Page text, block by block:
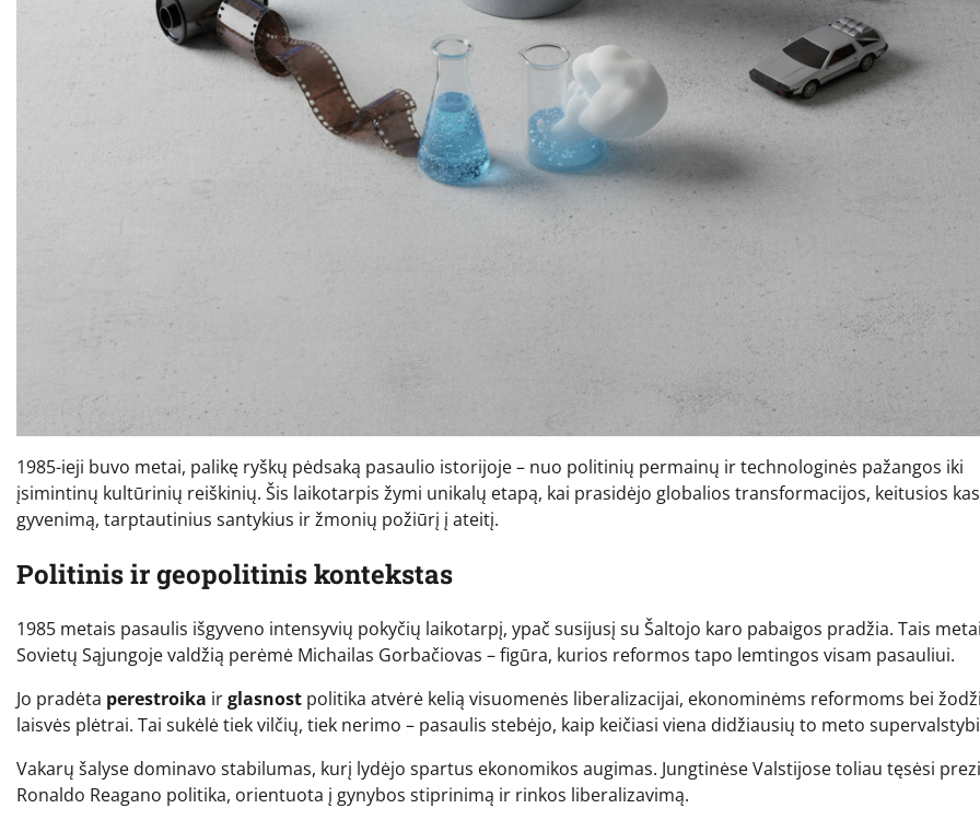
1985-ieji buvo metai, palikę ryškų pėdsaką pasaulio istorijoje – nuo politinių permainų ir technologinės pažangos iki
įsimintinų kultūrinių reiškinių. Šis laikotarpis žymi unikalų etapą, kai prasidėjo globalios transformacijos, keitusios
gyvenimą, tarptautinius santykius ir žmonių požiūrį į ateitį.
Politinis ir geopolitinis kontekstas
1985 metais pasaulis išgyveno intensyvių pokyčių laikotarpį, ypač susijusį su Šaltojo karo pabaigos pradžia. Tais
Sovietų Sąjungoje valdžią perėmė Michailas Gorbačiovas – figūra, kurios reformos tapo lemtingos visam pasauliui.
Jo pradėta perestroika irglasnost politika atvėrė kelią visuomenės liberalizacijai, ekonominėms reformoms bei
laisvės plėtrai. Tai sukėlė tiek vilčių, tiek nerimo – pasaulis stebėjo, kaip keičiasi viena didžiausių to meto
Vakarų šalyse dominavo stabilumas, kurį lydėjo spartus ekonomikos augimas. Jungtinėse Valstijose toliau tęsėsi
Ronaldo Reagano politika, orientuota į gynybos stiprinimą ir rinkos liberalizavimą.